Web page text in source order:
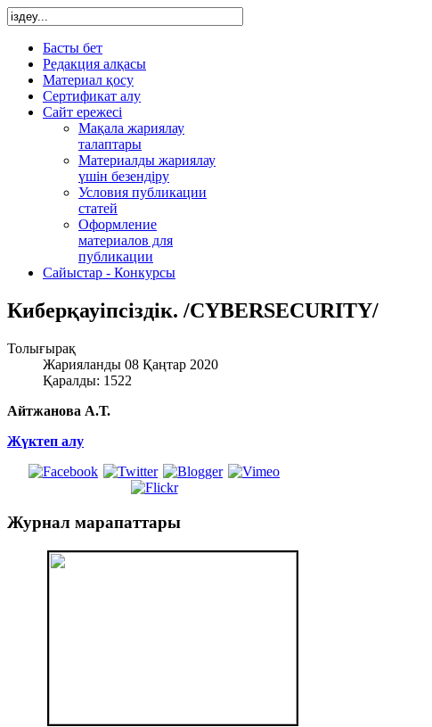
Басты бет
Редакция алқасы
Материал қосу
Сертификат алу
Сайт ережесі
Мақала жариялау
талаптары
Материалды жариялау
үшін безендіру
Условия публикации
статей
Оформление
материалов для
публикации
Сайыстар - Конкурсы
Киберқауіпсіздік. /CYBERSECURITY/
Толығырақ
Жарияланды 08 Қаңтар 2020
Қаралды: 1522
Айтжанова А.Т.
Жүктеп алу
Журнал марапаттары